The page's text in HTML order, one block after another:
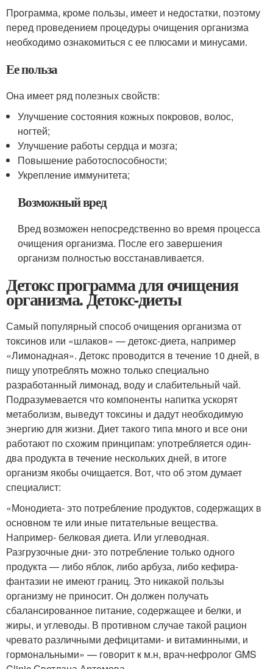
Программа, кроме пользы, имеет и недостатки, поэтому
перед проведением процедуры очищения организма
необходимо ознакомиться с ее плюсами и минусами.
Ее польза
Она имеет ряд полезных свойств:
Улучшение состояния кожных покровов, волос,
ногтей;
Улучшение работы сердца и мозга;
Повышение работоспособности;
Укрепление иммунитета;
Возможный вред
Вред возможен непосредственно во время процесса
очищения организма. После его завершения
организм полностью восстанавливается.
Детокс программа для очищения
организма. Детокс-диеты
Самый популярный способ очищения организма от
токсинов или «шлаков» — детокс-диета, например
«Лимонадная». Детокс проводится в течение 10 дней, в
пищу употреблять можно только специально
разработанный лимонад, воду и слабительный чай.
Подразумевается что компоненты напитка ускорят
метаболизм, выведут токсины и дадут необходимую
энергию для жизни. Диет такого типа много и все они
работают по схожим принципам: употребляется один-
два продукта в течение нескольких дней, в итоге
организм якобы очищается. Вот, что об этом думает
специалист:
«Монодиета- это потребление продуктов, содержащих в
основном те или иные питательные вещества.
Например- белковая диета. Или углеводная.
Разгрузочные дни- это потребление только одного
продукта — либо яблок, либо арбуза, либо кефира-
фантазии не имеют границ. Это никакой пользы
организму не приносит. Он должен получать
сбалансированное питание, содержащее и белки, и
жиры, и углеводы. В противном случае такой рацион
чревато различными дефицитами- и витаминными, и
гормональными» — говорит к м.н, врач-нефролог GMS